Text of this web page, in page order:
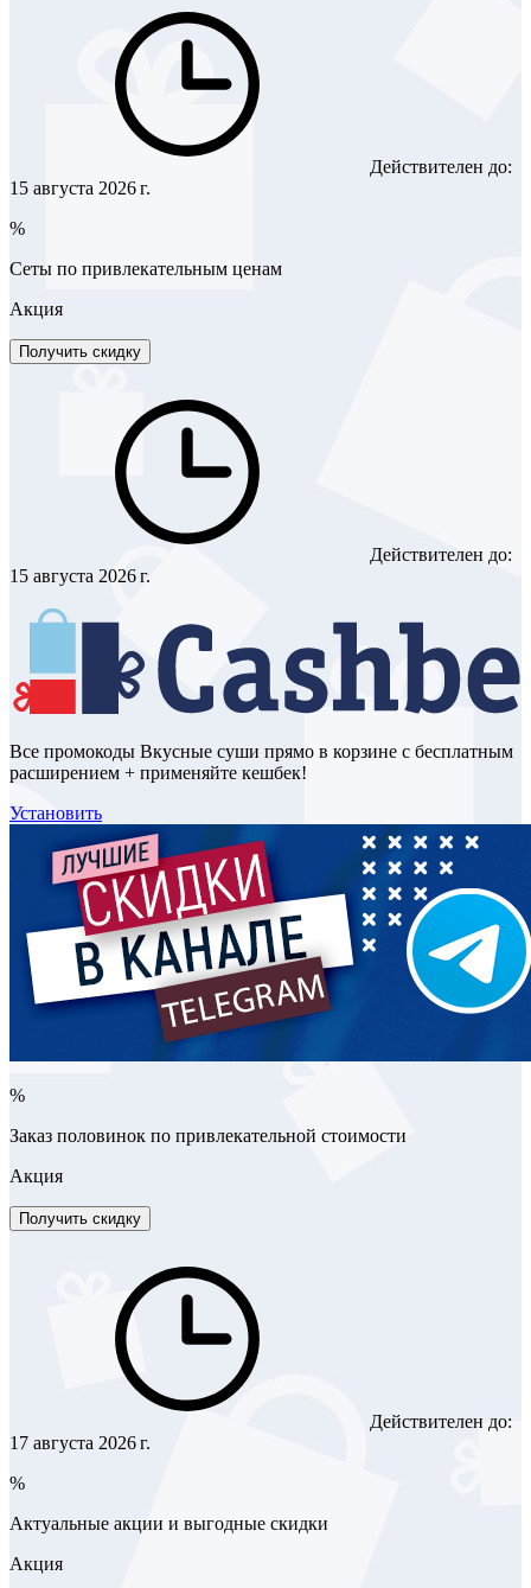
Действителен до:
15 августа 2026 г.
%
Сеты по привлекательным ценам
Акция
Получить скидку
Действителен до:
15 августа 2026 г.
Все промокоды Вкусные суши прямо в корзине с бесплатным
расширением + применяйте кешбек!
Установить
%
Заказ половинок по привлекательной стоимости
Акция
Получить скидку
Действителен до:
17 августа 2026 г.
%
Актуальные акции и выгодные скидки
Акция